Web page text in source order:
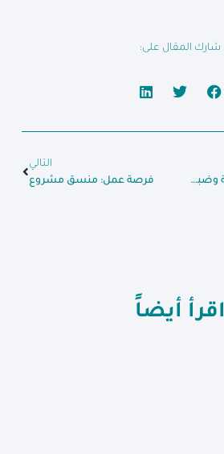
شارك المقال على:
فرصة عمل : عامل حماية وضبط عدوى
التالي
فرصة عمل: منسق مشروع
اقرأ أيضاً